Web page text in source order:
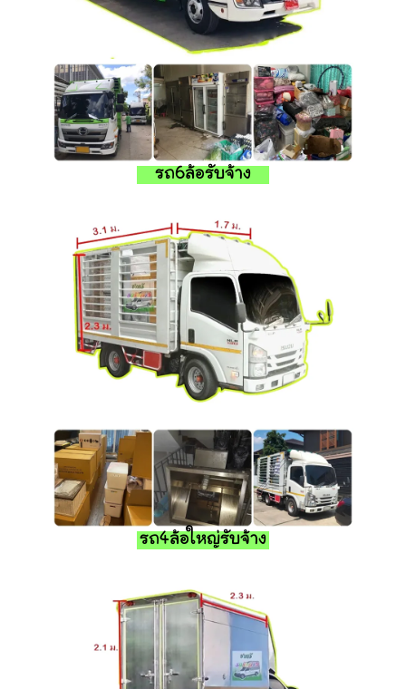
รถ6ล้อรับจ้าง
รถ4ล้อใหญ่รับจ้าง